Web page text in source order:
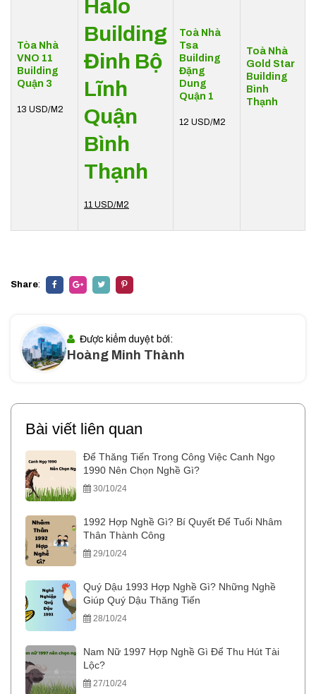
Tòa Nhà
VNO 11
Building
Quận 3
13 USD/M2
Halo
Building
Đinh Bộ
Lĩnh
Quận
Bình
Thạnh
11 USD/M2
Toà Nhà
Tsa
Building
Đặng
Dung
Quận 1
12 USD/M2
Toà Nhà
Gold Star
Building
Bình
Thạnh
Share:
Được kiểm duyệt bởi:
Hoàng Minh Thành
Bài viết liên quan
Để Thăng Tiến Trong Công Việc Canh Ngọ
1990 Nên Chọn Nghề Gì?
30/10/24
1992 Hợp Nghề Gì? Bí Quyết Để Tuổi Nhâm
Thân Thành Công
29/10/24
Quý Dậu 1993 Hợp Nghề Gì? Những Nghề
Giúp Quý Dậu Thăng Tiến
28/10/24
Nam Nữ 1997 Hợp Nghề Gì Để Thu Hút Tài
Lộc?
27/10/24